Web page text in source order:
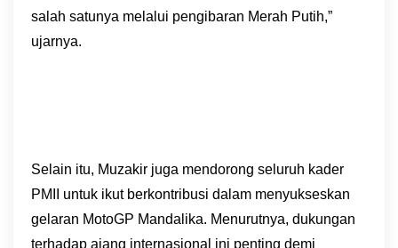
salah satunya melalui pengibaran Merah Putih,”
ujarnya.
Selain itu, Muzakir juga mendorong seluruh kader
PMII untuk ikut berkontribusi dalam menyukseskan
gelaran MotoGP Mandalika. Menurutnya, dukungan
terhadap ajang internasional ini penting demi